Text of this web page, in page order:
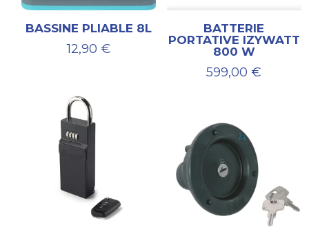
BASSINE PLIABLE 8L
12,90 €
BATTERIE
PORTATIVE IZYWATT
800 W
599,00€